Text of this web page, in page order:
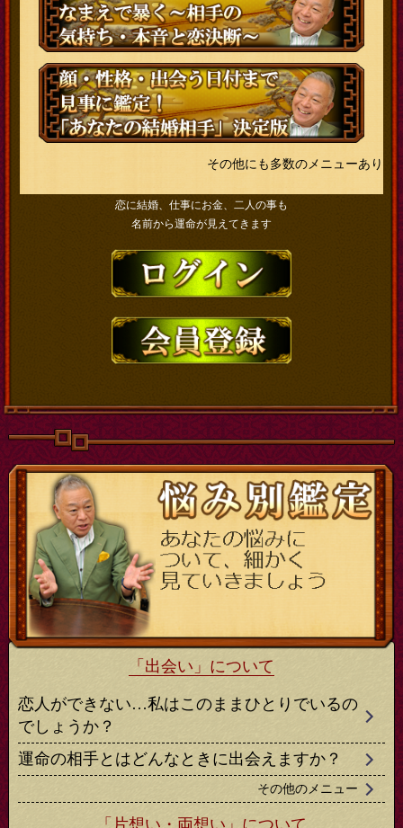
その他にも多数のメニューあり
恋に結婚、仕事にお金、二人の事も
名前から運命が見えてきます
「出会い」について
恋人ができない…私はこのままひとりでいるの
でしょうか？
運命の相手とはどんなときに出会えますか？
その他のメニュー